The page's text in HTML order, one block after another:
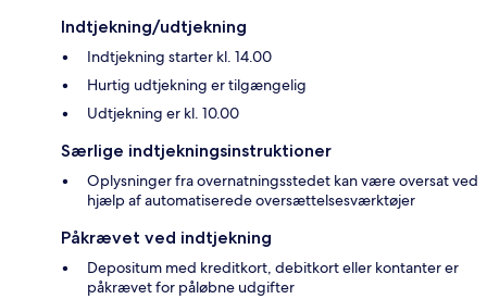
Indtjekning/udtjekning
Indtjekning starter kl. 14.00
Hurtig udtjekning er tilgængelig
Udtjekning er kl. 10.00
Særlige indtjekningsinstruktioner
Oplysninger fra overnatningsstedet kan være oversat ved
hjælp af automatiserede oversættelsesværktøjer
Påkrævet ved indtjekning
Depositum med kreditkort, debitkort eller kontanter er
påkrævet for påløbne udgifter